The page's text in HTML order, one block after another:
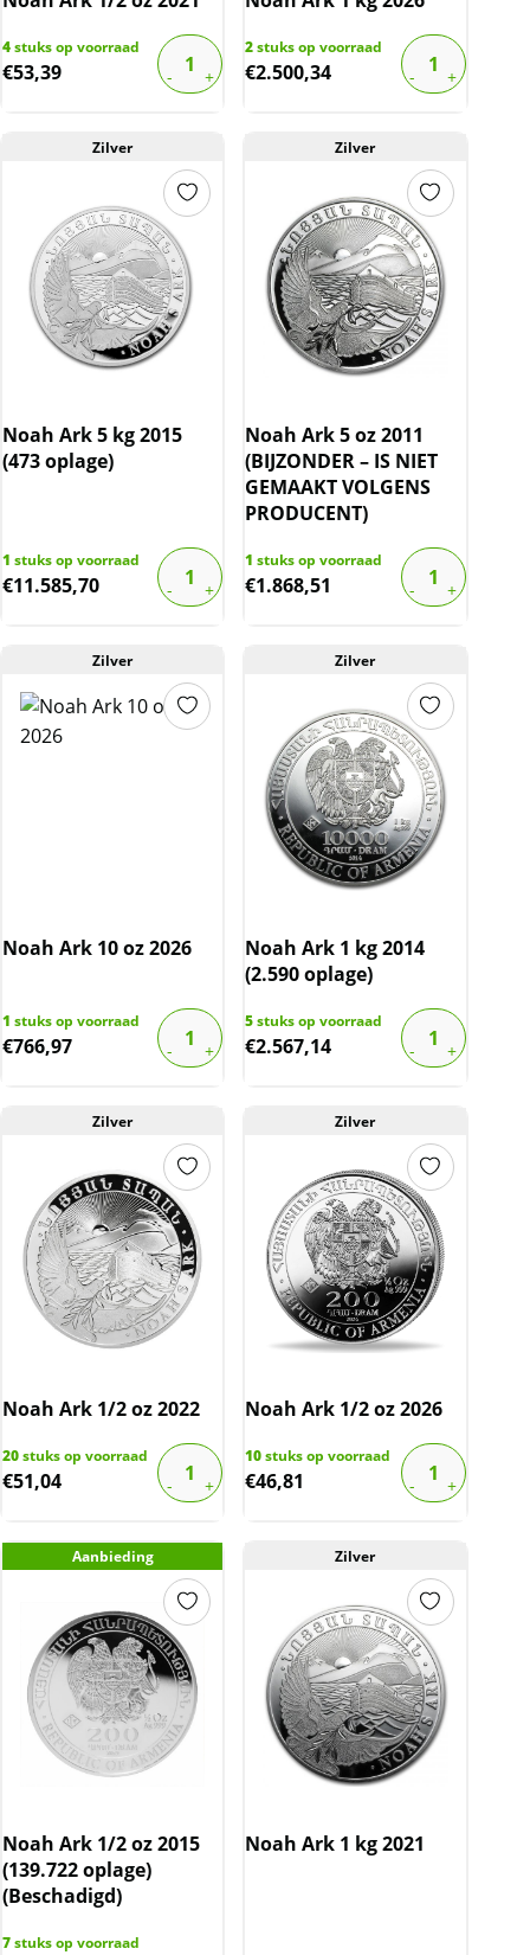
4stuks op voorraad
€53,39
2stuks op voorraad
€2.500,34
Zilver
Noah Ark 5 kg 2015
(473 oplage)
1 stuks op voorraad
€11.585,70
Zilver
Noah Ark 5 oz 2011
(BIJZONDER – IS NIET
GEMAAKT VOLGENS
PRODUCENT)
1 stuks op voorraad
€1.868,51
Zilver
Noah Ark 10 oz 2026
1 stuks op voorraad
€766,97
Zilver
Noah Ark 1 kg 2014
(2.590 oplage)
5stuks op voorraad
€2.567,14
Zilver
Noah Ark 1/2 oz 2022
20stuks op voorraad
€51,04
Zilver
Noah Ark 1/2 oz 2026
10stuks op voorraad
€46,81
Aanbieding
Noah Ark 1/2 oz 2015
(139.722 oplage)
(Beschadigd)
7stuks op voorraad
Zilver
Noah Ark 1 kg 2021